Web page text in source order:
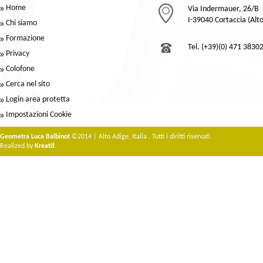
Home
Chi siamo
Formazione
Privacy
Colofone
Cerca nel sito
Login area protetta
Impostazioni Cookie
Via Indermauer, 26/B
I-39040 Cortaccia
Tel. (+39)(0) 471
Geometra Luca Balbinot ©2014 | Alto Adige, Italia . Tutti i diritti riservati.
Realized by Kreatif.